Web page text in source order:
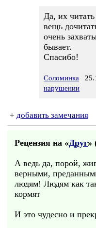
Да, их
вещь
очень
бывает.
Спасибо!
Соломинка
нарушении
+ добавить замечания
Рецензия на «Друг»
А ведь да, порой,
верными,
людям! Людям как
кормят
И это чудесно и